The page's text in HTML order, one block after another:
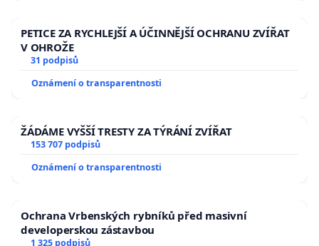
PETICE ZA RYCHLEJŠÍ A ÚČINNĚJŠÍ OCHRANU ZVÍŘAT
V OHROŽE
31 podpisů
Oznámení o transparentnosti
ŽÁDÁME VYŠŠÍ TRESTY ZA TÝRÁNÍ ZVÍŘAT
153 707 podpisů
Oznámení o transparentnosti
Ochrana Vrbenských rybníků před masivní
developerskou zástavbou
1 325 podpisů